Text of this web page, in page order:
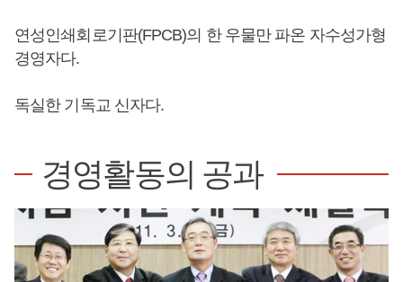
연성인쇄회로기판(FPCB)의 한 우물만 파온 자수성가형
경영자다.
독실한 기독교 신자다.
경영활동의 공과